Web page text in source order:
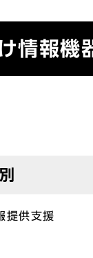
情報機
提供支援